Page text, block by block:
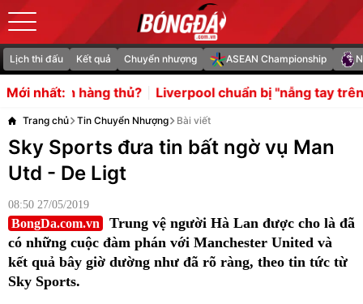
Lịch thi đấu Kết quả Chuyển nhượng ASEAN Championship
Mới nhất:
Liverpool chuẩn bị "nẫng tay trên" Forest trong vụ
Trang chủ Tin Chuyển Nhượng Bài viết
Sky Sports đưa tin bất ngờ vụ Man
Utd - De Ligt
08:50 27/05/2019
BongDa.com.vn
​Trung vệ người Hà Lan được cho là đã
có những cuộc đàm phán với Manchester United và
kết quả bây giờ dường như đã rõ ràng, theo tin tức từ
Sky Sports.